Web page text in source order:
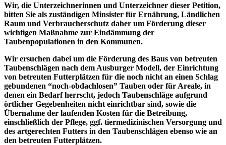
Wir, die Unterzeichnerinnen und Unterzeichner dieser Petition,
bitten Sie als zuständigen Minsister für Ernährung, Ländlichen
Raum und Verbraucherschutz daher um Förderung dieser
wichtigen Maßnahme zur Eindämmung der
Taubenpopulationen in den Kommunen.
Wir ersuchen dabei um die Förderung des Baus von betreuten
Taubenschlägen nach dem Ausburger Modell, der Einrichtung
von betreuten Futterplätzen für die noch nicht an einen Schlag
gebundenen “noch-obdachlosen” Tauben oder für Areale, in
denen ein Bedarf herrscht, jedoch Taubenschläge aufgrund
örtlicher Gegebenheiten nicht einrichtbar sind, sowie die
Übernahme der laufenden Kosten für die Betreibung,
einschließlich der Pflege, ggf. tiermedizinischen Versorgung und
des artgerechten Futters in den Taubenschlägen ebenso wie an
den betreuten Futterplätzen.